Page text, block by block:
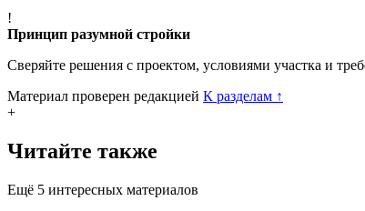
!
Принцип разумной стройки
Сверяйте решения с проектом, условиями участка и
Материал проверен редакцией К разделам ↑
+
Читайте также
Ещё 5 интересных материалов